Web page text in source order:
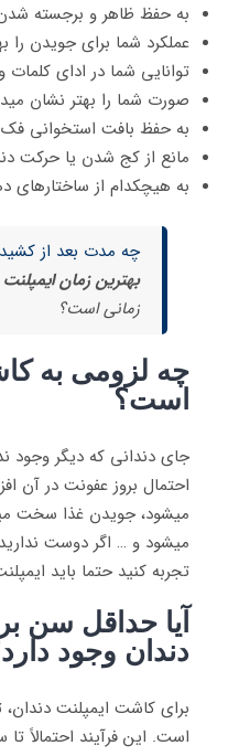
به حفظ ظاهر و برجسته
عملکرد شما برای جویدن را
توانایی شما در ادای
صورت شما را بهتر نشان
به حفظ بافت استخوانی
مانع از کج شدن یا حرکت
به هیچکدام از ساختارهای
چه مدت بعد از
بهترین زمان
زمانی است؟
چه لزومی به
است؟
جای دندانی که دیگر وجود
احتمال بروز عفونت در آن
میشود، جویدن غذا سخت
میشود و … اگر دوست
تجربه کنید حتما باید
آیا حداقل سن
دندان وجود
برای کاشت ایمپلنت